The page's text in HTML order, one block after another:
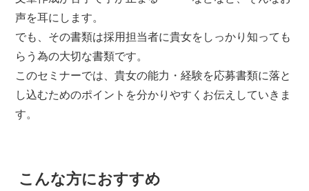
声を耳にします。
でも、その書類は採用担当者に貴女をしっかり知っても
らう為の大切な書類です。
このセミナーでは、貴女の能力・経験を応募書類に落と
し込むためのポイントを分かりやすくお伝えしていきま
す。
こんな方におすすめ